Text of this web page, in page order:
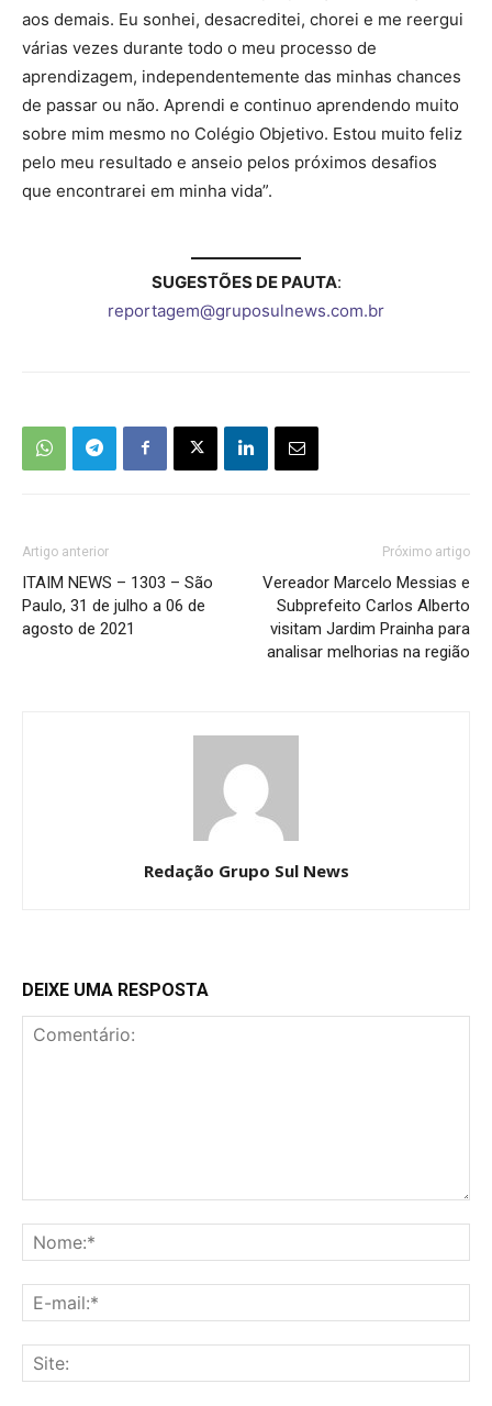
aos demais. Eu sonhei, desacreditei, chorei e me reergui
várias vezes durante todo o meu processo de
aprendizagem, independentemente das minhas chances
de passar ou não. Aprendi e continuo aprendendo muito
sobre mim mesmo no Colégio Objetivo. Estou muito feliz
pelo meu resultado e anseio pelos próximos desafios
que encontrarei em minha vida”.
SUGESTÕES DE PAUTA:
reportagem@gruposulnews.com.br
Artigo anterior
ITAIM NEWS – 1303 – São
Paulo, 31 de julho a 06 de
agosto de 2021
Próximo artigo
Vereador Marcelo Messias e
Subprefeito Carlos Alberto
visitam Jardim Prainha para
analisar melhorias na região
Redação Grupo Sul News
DEIXE UMA RESPOSTA